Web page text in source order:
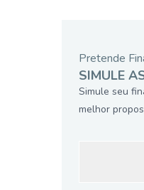
Pretende
SIMULE
Simule seu
melhor